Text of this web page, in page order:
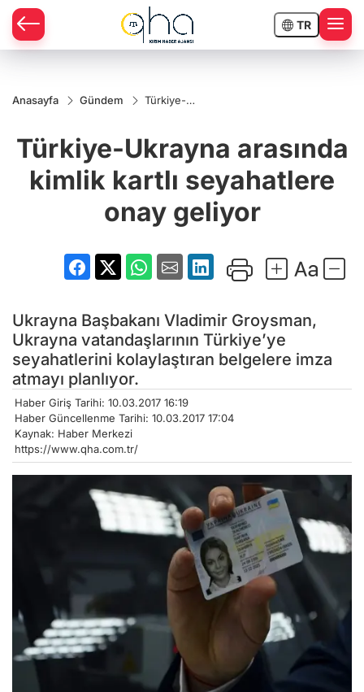
TR
Anasayfa Gündem
Türkiye-
kimlik kartlı
seyahatlere
geliyor
Türkiye-Ukrayna arasında
kimlik kartlı seyahatlere
onay geliyor
Ukrayna Başbakanı Vladimir Groysman,
Ukrayna vatandaşlarının Türkiye’ye
seyahatlerini kolaylaştıran belgelere imza
atmayı planlıyor.
Haber Giriş Tarihi: 10.03.2017 16:19
Haber Güncellenme Tarihi: 10.03.2017 17:04
Kaynak: Haber Merkezi
https://www.qha.com.tr/